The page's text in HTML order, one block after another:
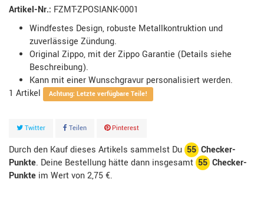
Artikel-Nr.: FZMT-ZPOSIANK-0001
Windfestes Design, robuste Metallkontruktion und
zuverlässige Zündung.
Original Zippo, mit der Zippo Garantie (Details siehe
Beschreibung).
Kann mit einer Wunschgravur personalisiert werden.
1 Artikel Achtung: Letzte verfügbare Teile!
Twitter Teilen Pinterest
Durch den Kauf dieses Artikels sammelst Du 55 Checker-
Punkte. Deine Bestellung hätte dann insgesamt 55 Checker-
Punkte im Wert von2,75 €.